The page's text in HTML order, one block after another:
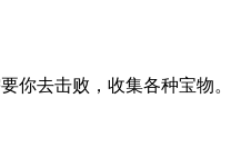
你去击败，收集各种宝物。